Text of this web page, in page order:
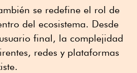
se redefine el rol de
del ecosistema. Desde
final, la complejidad
redes y plataformas